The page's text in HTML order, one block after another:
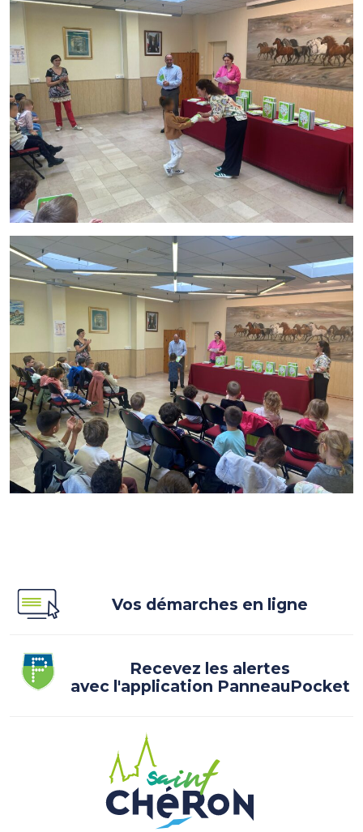
Vos démarches en ligne
Recevez les alertes
avec l'application PanneauPocket